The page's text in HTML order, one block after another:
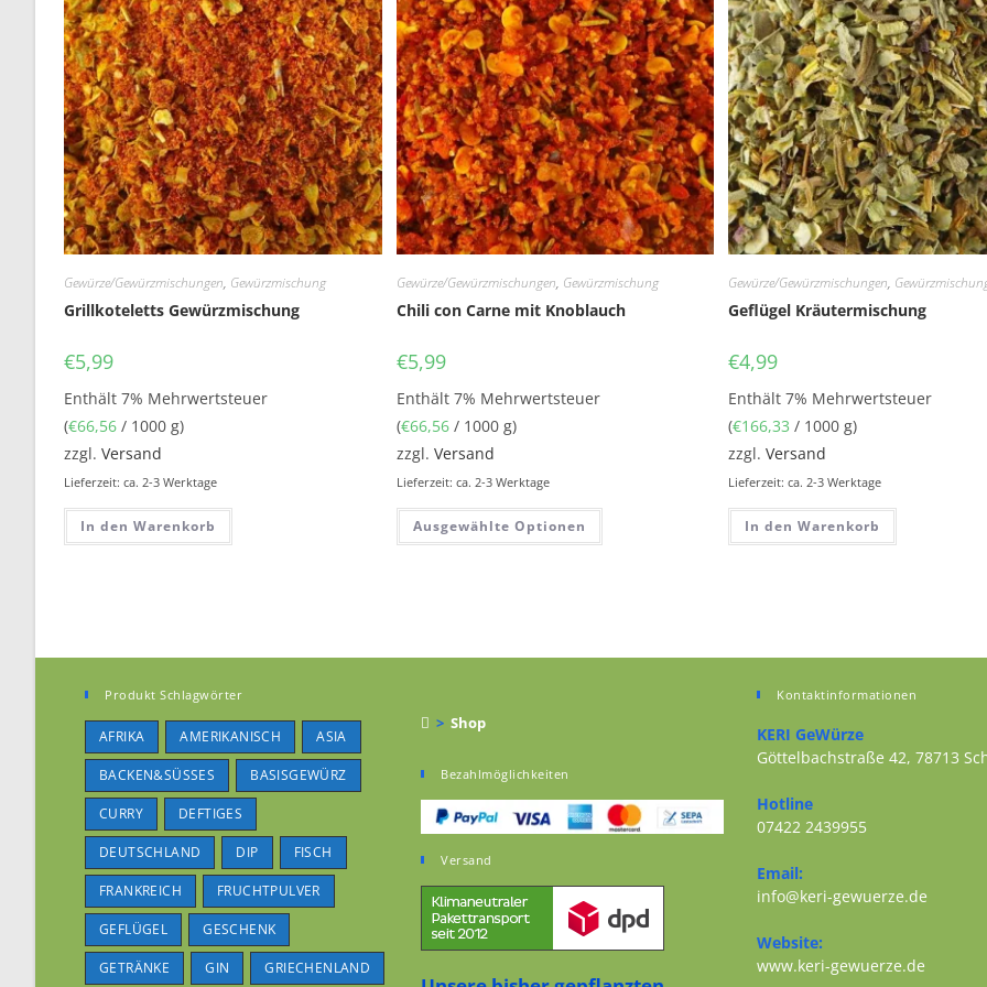
Gewürze/Gewürzmischungen, Gewürzmischung
Grillkoteletts Gewürzmischung
€5,99
Enthält 7% Mehrwertsteuer
(€66,56 / 1000 g)
zzgl.Versand
Lieferzeit: ca. 2-3 Werktage
In den Warenkorb
Gewürze/Gewürzmischungen, Gewürzmischung
Chili con Carne mit Knoblauch
€5,99
Enthält 7% Mehrwertsteuer
(€66,56/ 1000 g)
zzgl. Versand
Lieferzeit: ca. 2-3 Werktage
Ausgewählte Optionen
Gewürze/Gewürzmischungen,
Geflügel Kräutermischung
€4,99
Enthält 7% Mehrwertsteuer
(€166,33 / 1000 g)
zzgl. Versand
Lieferzeit: ca. 2-3 Werktage
In den Warenkorb
Produkt Schlagwörter
AFRIKA AMERIKANISCH ASIA
BACKEN&SÜSSES BASISGEWÜRZ
CURRY DEFTIGES
DEUTSCHLAND DIP FISCH
FRANKREICH FRUCHTPULVER
GEFLÜGEL GESCHENK
GETRÄNKE GIN GRIECHENLAND
> Shop
Bezahlmöglichkeiten
Versand
Kontaktinformationen
KERI GeWürze
Göttelbachstraße 42, 78713
Hotline
07422 2439955
Email:
info@keri-gewuerze.de
Website:
www.keri-gewuerze.de